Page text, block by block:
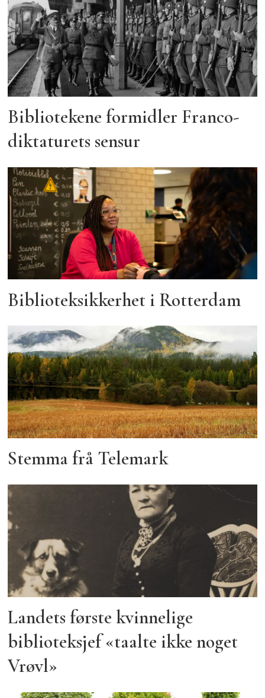
Bibliotekene formidler Franco-
diktaturets sensur
Biblioteksikkerhet i Rotterdam
Stemma frå Telemark
Landets første kvinnelige
biblioteksjef «taalte ikke noget
Vrøvl»